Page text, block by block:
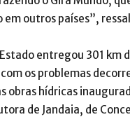
outros países”,
entregou 301 km
os problemas
obras hídricas
de Jandaia, de